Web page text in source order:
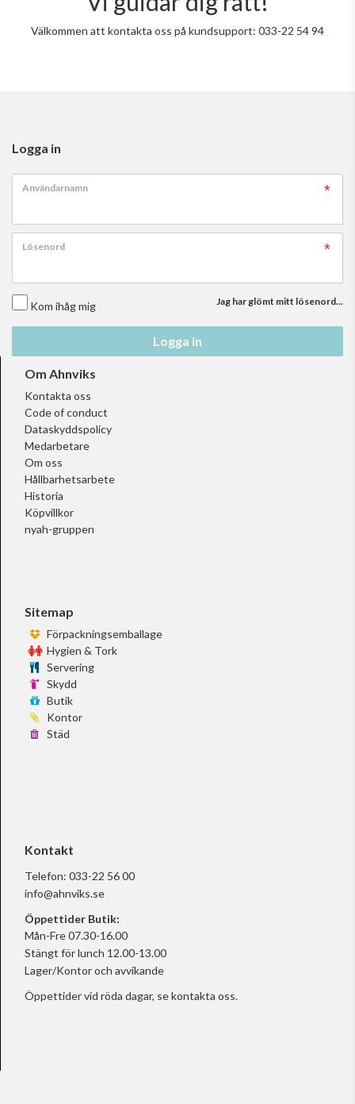
Välkommen att kontakta oss på kundsupport: 033-22 54 94
Logga in
Användarnamn
Lösenord
Kom ihåg mig Jag har glömt mitt lösenord...
Logga in
Om Ahnviks
Kontakta oss
Code of conduct
Dataskyddspolicy
Medarbetare
Om oss
Hållbarhetsarbete
Historia
Köpvillkor
nyah-gruppen
Sitemap
Förpackningsemballage
Hygien & Tork
Servering
Skydd
Butik
Kontor
Städ
Kontakt
Telefon: 033-22 56 00
info@ahnviks.se
Öppettider Butik:
Mån-Fre 07.30-16.00
Stängt för lunch 12.00-13.00
Lager/Kontor och avvikande
Öppettider vid röda dagar, sekontakta oss.